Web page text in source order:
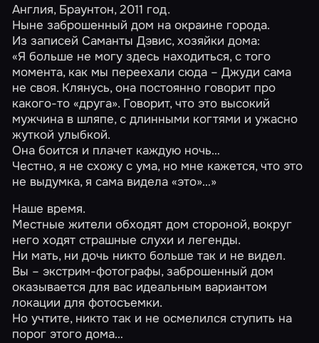
Англия, Браунтон, 2011 год.
Ныне заброшенный дом на окраине города.
Из записей Саманты Дэвис, хозяйки дома:
«Я больше не могу здесь находиться, с того
момента, как мы переехали сюда – Джуди сама
не своя. Клянусь, она постоянно говорит про
какого-то «друга». Говорит, что это высокий
мужчина в шляпе, с длинными когтями и ужасно
жуткой улыбкой.
Она боится и плачет каждую ночь…
Честно, я не схожу с ума, но мне кажется, что это
не выдумка, я сама видела «это»…»
Наше время.
Местные жители обходят дом стороной, вокруг
него ходят страшные слухи и легенды.
Ни мать, ни дочь никто больше так и не видел.
Вы – экстрим-фотографы, заброшенный дом
оказывается для вас идеальным вариантом
локации для фотосъемки.
Но учтите, никто так и не осмелился ступить на
порог этого дома…